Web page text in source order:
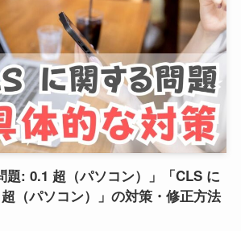
題: 0.1 超（パソコン）」「CLS に
（パソコン）」の対策・修正方法